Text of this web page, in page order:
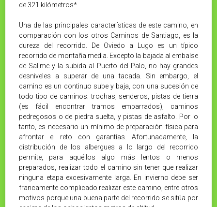
de 321 kilómetros*.
Una de las principales características de este camino, en
comparación con los otros Caminos de Santiago, es la
dureza del recorrido. De Oviedo a Lugo es un típico
recorrido de montaña media. Excepto la bajada al embalse
de Salime y la subida al Puerto del Palo, no hay grandes
desniveles a superar de una tacada. Sin embargo, el
camino es un continuo sube y baja, con una sucesión de
todo tipo de caminos: trochas, senderos, pistas de tierra
(es fácil encontrar tramos embarrados), caminos
pedregosos o de piedra suelta, y pistas de asfalto. Por lo
tanto, es necesario un mínimo de preparación física para
afrontar el reto con garantías. Afortunadamente, la
distribución de los albergues a lo largo del recorrido
permite, para aquéllos algo más lentos o menos
preparados, realizar todo el camino sin tener que realizar
ninguna etapa excesivamente larga. En invierno debe ser
francamente complicado realizar este camino, entre otros
motivos porque una buena parte del recorrido se sitúa por